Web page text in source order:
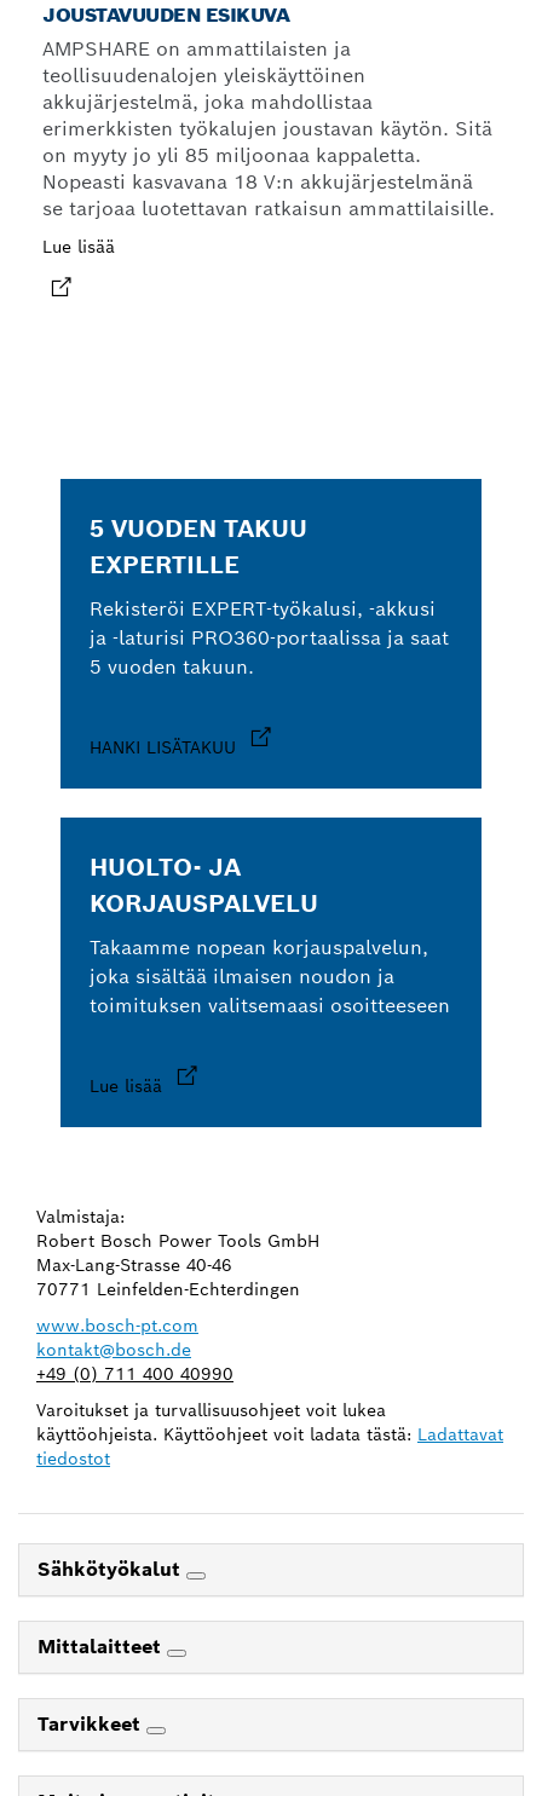
JOUSTAVUUDEN ESIKUVA
AMPSHARE on ammattilaisten ja
teollisuudenalojen yleiskäyttöinen
akkujärjestelmä, joka mahdollistaa
erimerkkisten työkalujen joustavan käytön. Sitä
on myyty jo yli 85 miljoonaa kappaletta.
Nopeasti kasvavana 18 V:n akkujärjestelmänä
se tarjoaa luotettavan ratkaisun ammattilaisille.
Lue lisää
5 VUODEN TAKUU
EXPERTILLE
Rekisteröi EXPERT-työkalusi, -akkusi
ja -laturisi PRO360-portaalissa ja saat
5 vuoden takuun.
HANKI LISÄTAKUU
HUOLTO- JA
KORJAUSPALVELU
Takaamme nopean korjauspalvelun,
joka sisältää ilmaisen noudon ja
toimituksen valitsemaasi osoitteeseen
Lue lisää
Valmistaja:
Robert Bosch Power Tools GmbH
Max-Lang-Strasse 40-46
70771 Leinfelden-Echterdingen
www.bosch-pt.com
kontakt@bosch.de
+49 (0) 711 400 40990
Varoitukset ja turvallisuusohjeet voit lukea
käyttöohjeista. Käyttöohjeet voit ladata tästä: Ladattavat
tiedostot
Sähkötyökalut
Mittalaitteet
Tarvikkeet